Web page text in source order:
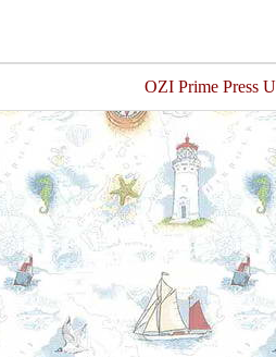
OZI Prime Press